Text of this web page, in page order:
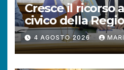
Cresce il ricorso
civico della
+121% di istanze
2025.
4 AGOSTO 2026